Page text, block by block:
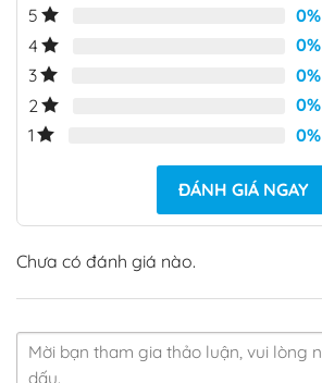
5 0%
4
0%
3
0%
2
0%
1
0%
ĐÁNH GIÁ NGAY
Chưa có đánh giá nào.